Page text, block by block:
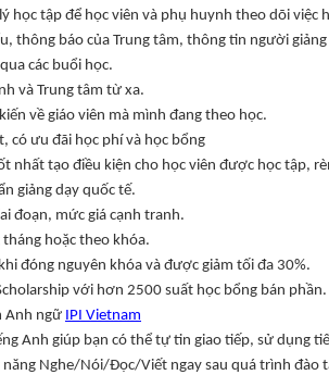
học tập để học viên và phụ huynh theo dõi
thông báo của Trung tâm, thông tin người giảng
các buổi học.
và Trung tâm từ xa.
về giáo viên mà mình đang theo học.
có ưu đãi học phí và học bổng
nhất tạo điều kiện cho học viên được học tập,
giảng dạy quốc tế.
đoạn, mức giá cạnh tranh.
hoặc theo khóa.
đóng nguyên khóa và được giảm tối đa 30%.
với hơn 2500 suất học bổng bán phần.
Anh ngữ IPI Vietnam
Anh giúp bạn có thể tự tin giao tiếp, sử dụng
Nghe/Nói/Đọc/Viết ngay sau quá trình đào